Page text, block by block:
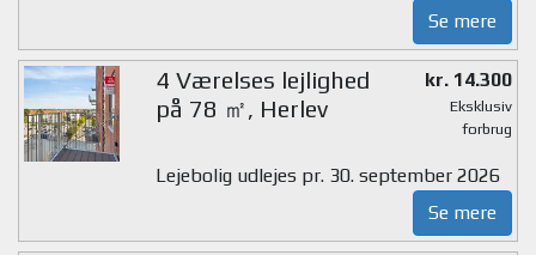
Se mere
4 Værelses lejlighed
på 78 ㎡, Herlev
kr. 14.300
Eksklusiv
forbrug
Lejebolig udlejes pr. 30. september 2026
Se mere